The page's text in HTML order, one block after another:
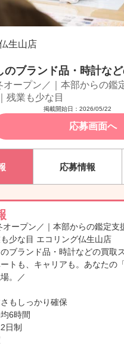
生山店
のブランド品・時計な
オープン／｜本部からの鑑
残業も少な目
掲載開始日： 2026/05/22
応募画面へ
応募情報
オープン／｜本部からの鑑定支
少な目 エコリング仏生山店
ブランド品・時計などの買取
トも、キャリアも。あなたの
。／
もしっかり確保
6時間
日制